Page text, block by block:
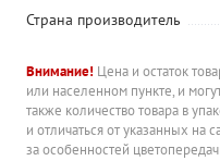
Антимоскитная
100*210 см, от
летающих
насекомых,
Рыжий кот,
"Цветы", белая
540 руб.
Цена за штуку
Масляный
2000M, 2кВт,
секций
5 900 руб.
Цена за штуку
Страна производитель
Внимание! Цена и остаток
или населенном пункте, и
также количество товара в
и отличаться от указанных на
за особенностей